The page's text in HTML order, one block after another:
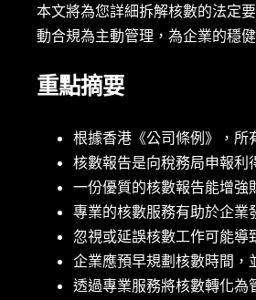
本文將為您詳細拆解核數的法定
動合規為主動管理，為企業的穩
重點摘要
根據香港《公司條例》，所
核數報告是向稅務局申報利
一份優質的核數報告能增強
專業的核數服務有助於企業
忽視或延誤核數工作可能導
企業應預早規劃核數時間，
透過專業服務將核數轉化為